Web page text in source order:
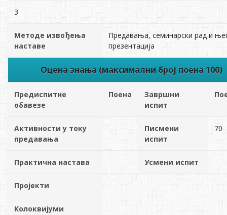
3
Методе извођења
наставе
Предавања, семинарски рад и
презентација
Оцена знања (максимални број поена 100)
Предиспитне
обавезе
Поена
Завршни
испит
Активности у току
предавања
Писмени
испит
70
Практична настава Усмени испит
Пројекти
Колоквијуми